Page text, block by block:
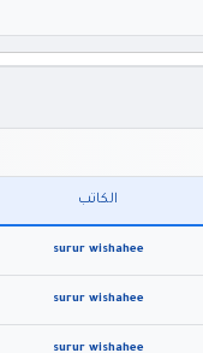
الكاتب
surur wishahee
surur wishahee
surur wishahee